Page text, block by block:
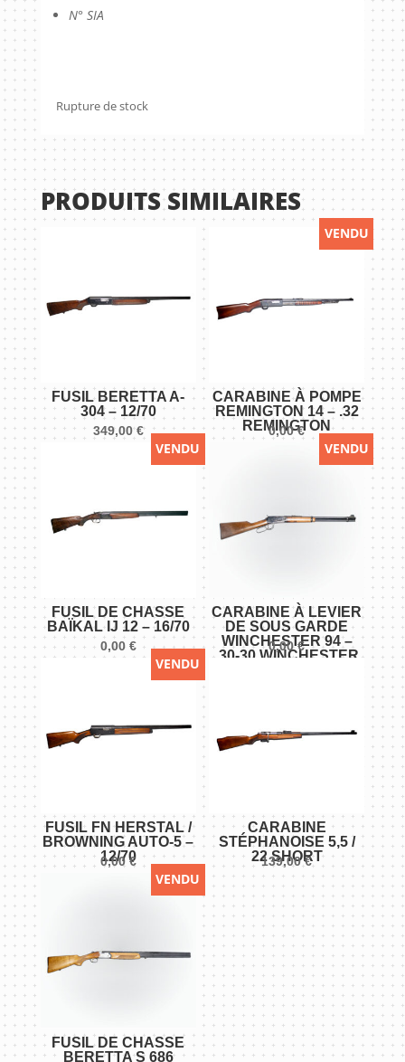
N° SIA
Rupture de stock
PRODUITS SIMILAIRES
FUSIL BERETTA A-
304 – 12/70
349,00€
VENDU
CARABINE À POMPE
REMINGTON 14 – .32
REMINGTON
0,00€
VENDU
FUSIL DE CHASSE
BAÏKAL IJ 12 – 16/70
0,00 €
VENDU
CARABINE À LEVIER
DE SOUS GARDE
WINCHESTER 94 –
.30-30 WINCHESTER
0,00€
VENDU
FUSIL FN HERSTAL /
BROWNING AUTO-5 –
12/70
0,00€
CARABINE
STÉPHANOISE 5,5 /
22 SHORT
139,00€
VENDU
FUSIL DE CHASSE
BERETTA S 686